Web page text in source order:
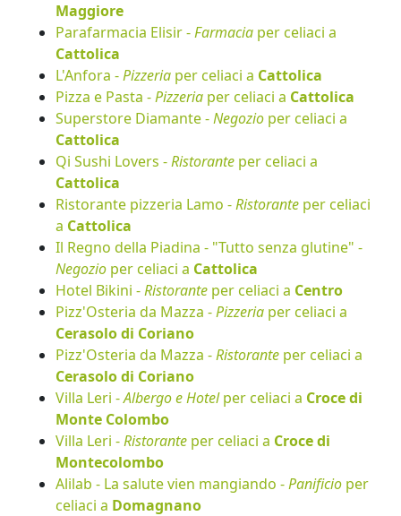
Maggiore
Parafarmacia Elisir -Farmacia per celiaci a
Cattolica
L'Anfora -Pizzeria per celiaci a Cattolica
Pizza e Pasta -Pizzeria per celiaci a Cattolica
Superstore Diamante -Negozio per celiaci a
Cattolica
Qi Sushi Lovers -Ristorante per celiaci a
Cattolica
Ristorante pizzeria Lamo -Ristorante per celiaci
a Cattolica
Il Regno della Piadina - "Tutto senza glutine" -
Negozio per celiaci a Cattolica
Hotel Bikini -Ristorante per celiaci a Centro
Pizz'Osteria da Mazza -Pizzeria per celiaci a
Cerasolo di Coriano
Pizz'Osteria da Mazza -Ristorante per celiaci a
Cerasolo di Coriano
Villa Leri -Albergo e Hotelper celiaci a Croce di
Monte Colombo
Villa Leri -Ristorante per celiaci a Croce di
Montecolombo
Alilab - La salute vien mangiando -Panificio per
celiaci a Domagnano